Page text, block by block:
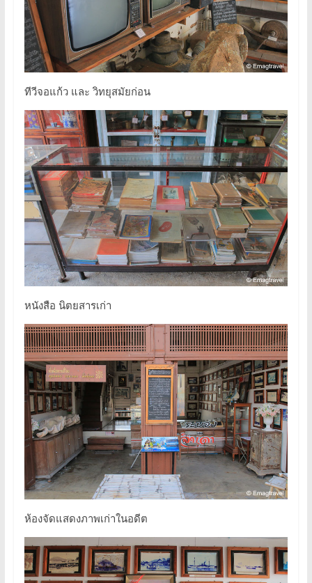
ทีวีจอแก้ว และ วิทยุสมัยก่อน
หนังสือ นิตยสารเก่า
ห้องจัดแสดงภาพเก่าในอดีต